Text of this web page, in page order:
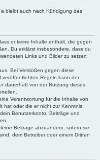
bleibt auch nach Kündigung des
er keine Inhalte enthält, die gegen
Du erklärst insbesondere, dass du
Links und Bilder zu setzen
Bei Verstößen gegen diese
Regeln kann der
dauerhaft von der Nutzung dieses
Verantwortung für die Inhalte von
hat oder die er nicht zur Kenntnis
Benutzerkonto, Beiträge und
Beiträge abzuändern, sofern sie
dem Betreiber oder einem Dritten